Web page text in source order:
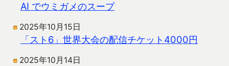
AI でウミガメのスープ
2025年10月15日
「スト6」世界大会の配信チケット4000円
2025年10月14日